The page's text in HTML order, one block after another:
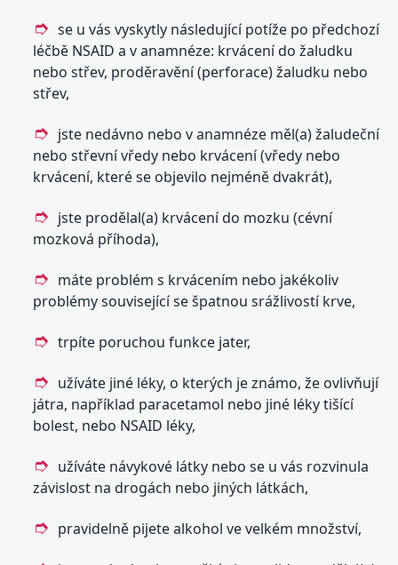
se u vás vyskytly následující potíže po předchozí
léčbě NSAID a v anamnéze: krvácení do žaludku
nebo střev, proděravění (perforace) žaludku nebo
střev,
jste nedávno nebo v anamnéze měl(a) žaludeční
nebo střevní vředy nebo krvácení (vředy nebo
krvácení, které se objevilo nejméně dvakrát),
jste prodělal(a) krvácení do mozku (cévní
mozková příhoda),
máte problém s krvácením nebo jakékoliv
problémy související se špatnou srážlivostí krve,
trpíte poruchou funkce jater,
užíváte jiné léky, o kterých je známo, že ovlivňují
játra, například paracetamol nebo jiné léky tišící
bolest, nebo NSAID léky,
užíváte návykové látky nebo se u vás rozvinula
závislost na drogách nebo jiných látkách,
pravidelně pijete alkohol ve velkém množství,